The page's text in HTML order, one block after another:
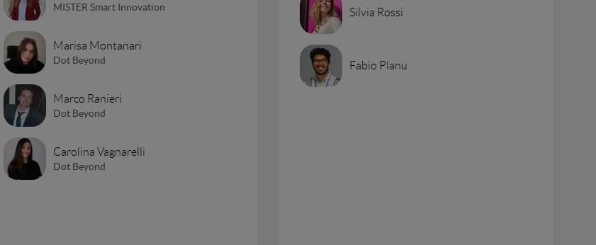
MISTER Smart Innovation
Marisa Montanari
Dot Beyond
Marco Ranieri
Dot Beyond
Carolina Vagnarelli
Dot Beyond
Silvia Rossi
Fabio Planu